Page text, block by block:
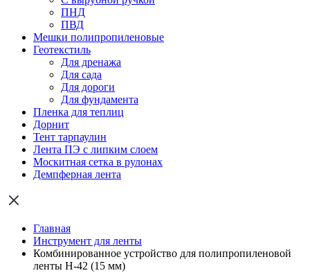
ПНД
ПВД
Мешки полипропиленовые
Геотекстиль
Для дренажа
Для сада
Для дороги
Для фундамента
Пленка для теплиц
Дорнит
Тент тарпаулин
Лента ПЭ с липким слоем
Москитная сетка в рулонах
Демпферная лента
Главная
Инструмент для ленты
Комбинированное устройство для полипропиленовой
ленты Н-42 (15 мм)